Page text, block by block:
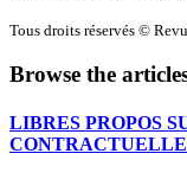
Tous droits réservés ©
Browse the
LIBRES PROPOS